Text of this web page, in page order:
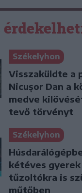
Székelyhon
Visszaküldte a
Nicușor Dan a
medve
tevő törvényt
Székelyhon
kétéves gyerek
tűzoltókra is
műtőben